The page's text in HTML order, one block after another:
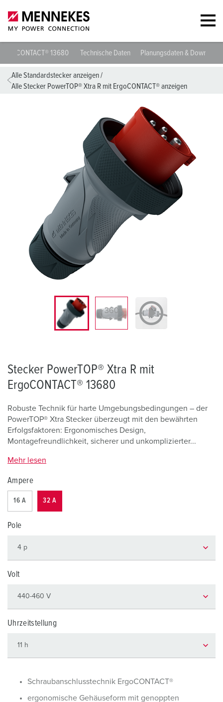
Stecker PowerTOP® Xtra R mit ErgoCONTACT® 13680 Technische
Alle Standardstecker anzeigen/
Alle Stecker PowerTOP® Xtra R mit ErgoCONTACT® anzeigen
Stecker PowerTOP® Xtra R mit
ErgoCONTACT® 13680
Robuste Technik für harte Umgebungsbedingungen – der
PowerTOP® Xtra Stecker überzeugt mit den bewährten
Erfolgsfaktoren: Ergonomisches Design,
Montagefreundlichkeit, sicherer und unkomplizierter...
Mehr lesen
Ampere
16 A 32 A
Pole
Volt
Uhrzeitstellung
Schraubanschlusstechnik ErgoCONTACT®
ergonomische Gehäuseform mit genoppten